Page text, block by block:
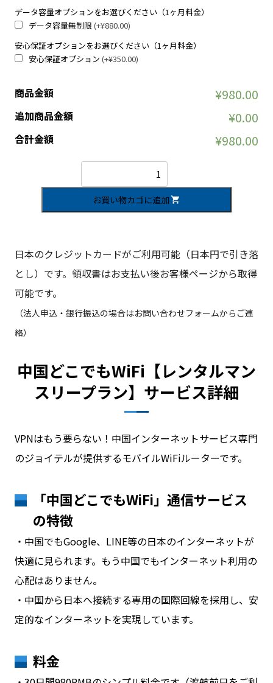
データ容量オプションをお選びください（1ヶ月料金）
データ容量無制限 (+¥880.00)
安心保証オプションをお選びください（1ヶ月料金）
安心保証オプション (+¥350.00)
商品金額 ¥980.00
追加商品金額 ¥0.00
合計金額 ¥980.00
中
ど
で
タ
マ
リ
ー
個
お買い物カゴに追加
日本のクレジットカードがご利用可能（日本円で引き落
とし）です。領収書はお支払い後お客様ページから取得
可能です。
（法人申込・銀行振込の場合はお問い合わせフォームからご連
絡）
中国どこでもWiFi【レンタルマン
スリープラン】サービス詳細
VPNはもう要らない！中国インターネットサービス専門
のジョイテルが提供するモバイルWiFiルーターです。
「中国どこでもWiFi」通信サービス
の特徴
・中国でもGoogle、LINE等の日本のインターネットが
快適に見られます。もう中国でもインターネット利用の
心配はありません。
・中国から日本へ接続する専用の国際回線を採用し、安
定的なインターネットを実現しています。
料金